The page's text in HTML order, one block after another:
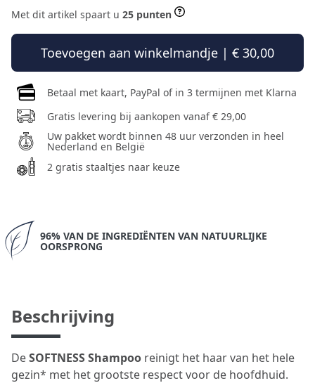
Met dit artikel spaart u 25 punten
Toevoegen aan winkelmandje | € 30,00
Betaal met kaart, PayPal of in 3 termijnen met Klarna
Gratis levering bij aankopen vanaf € 29,00
Uw pakket wordt binnen 48 uur verzonden in heel
Nederland en België
2 gratis staaltjes naar keuze
96% VAN DE INGREDIËNTEN VAN NATUURLIJKE
OORSPRONG
Beschrijving
DeSOFTNESS Shampoo reinigt het haar van het hele
gezin* met het grootste respect voor de hoofdhuid.